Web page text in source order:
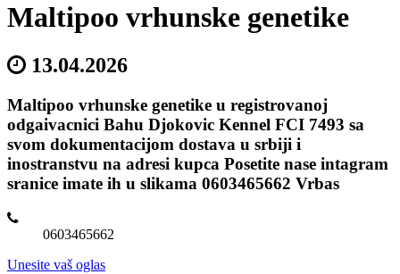
Maltipoo vrhunske genetike
13.04.2026
Maltipoo vrhunske genetike u registrovanoj
odgaivacnici Bahu Djokovic Kennel FCI 7493 sa
svom dokumentacijom dostava u srbiji i
inostranstvu na adresi kupca Posetite nase intagram
sranice imate ih u slikama 0603465662 Vrbas
0603465662
Unesite vaš oglas